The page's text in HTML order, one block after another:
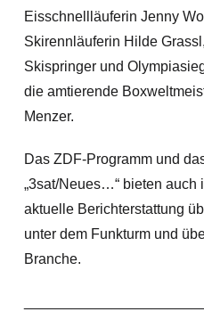
Eisschnellläuferin Jenny
Skirennläuferin Hilde
Skispringer und
die amtierende
Menzer.
Das ZDF-Programm und
„3sat/Neues…“ bieten auch
aktuelle Berichterstattung
unter dem Funkturm und
Branche.